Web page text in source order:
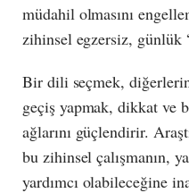
müdahil olmasını
zihinsel egzersiz, günlük
Bir dili seçmek,
geçiş yapmak, dikkat ve
ağlarını güçlendirir.
bu zihinsel çalışmanın,
yardımcı olabileceğine